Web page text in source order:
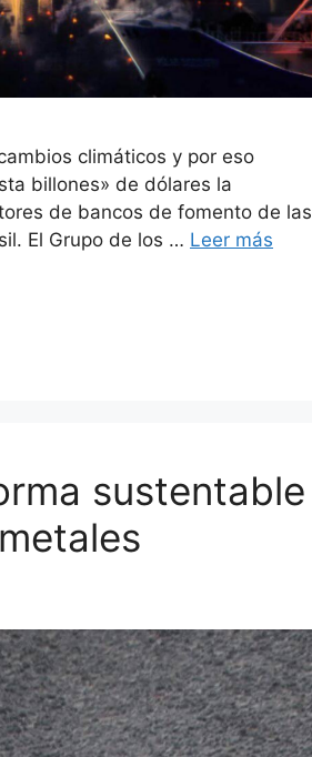
climáticos y por eso
billones» de dólares la
de bancos de fomento de las
El Grupo de los … Leer más
sustentable